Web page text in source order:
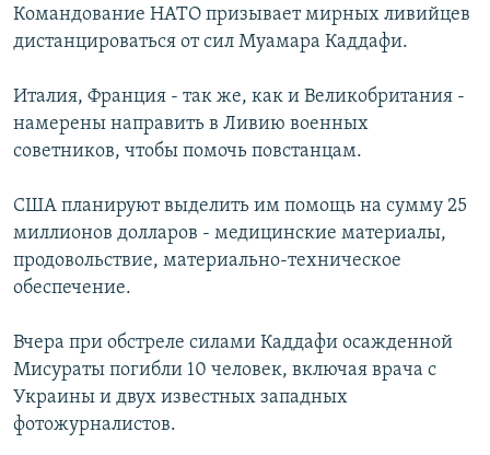
Все сайты РСЕ/РС
Командование НАТО призывает мирных ливийцев
дистанцироваться от сил Муамара Каддафи.
Италия, Франция - так же, как и Великобритания -
намерены направить в Ливию военных
советников, чтобы помочь повстанцам.
США планируют выделить им помощь на сумму 25
миллионов долларов - медицинские материалы,
продовольствие, материально-техническое
обеспечение.
Вчера при обстреле силами Каддафи осажденной
Мисураты погибли 10 человек, включая врача с
Украины и двух известных западных
фотожурналистов.